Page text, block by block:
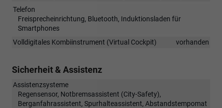
Telefon
Freisprecheinrichtung, Bluetooth, Induktionsladen für
Smartphones
Volldigitales Kombiinstrument (Virtual Cockpit)
vorhanden
Sicherheit & Assistenz
Assistenzsysteme
Regensensor, Notbremsassistent (City-Safety),
Berganfahrassistent, Spurhalteassistent, Abstandstempomat